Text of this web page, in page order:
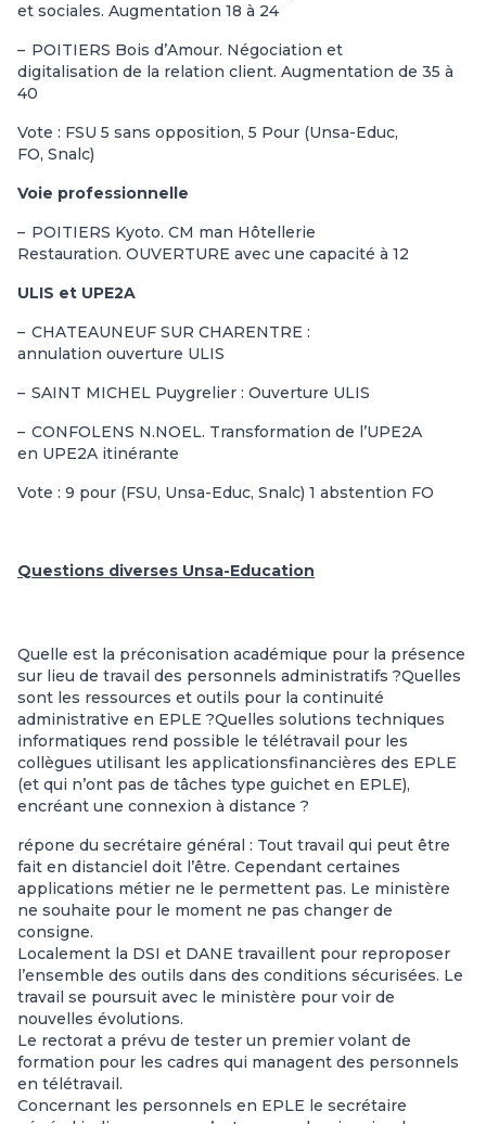
et sociales. Augmentation 18 à 24
– POITIERS Bois d’Amour. Négociation et
digitalisation de la relation client. Augmentation de 35 à
40
Vote : FSU 5 sans opposition, 5 Pour (Unsa-Educ,
FO, Snalc)
Voie professionnelle
– POITIERS Kyoto. CM man Hôtellerie
Restauration. OUVERTURE avec une capacité à 12
ULIS et UPE2A
– CHATEAUNEUF SUR CHARENTRE :
annulation ouverture ULIS
– SAINT MICHEL Puygrelier : Ouverture ULIS
– CONFOLENS N.NOEL. Transformation de l’UPE2A
en UPE2A itinérante
Vote : 9 pour (FSU, Unsa-Educ, Snalc) 1 abstention FO
Questions diverses Unsa-Education
Quelle est la préconisation académique pour la présence
sur lieu de travail des personnels administratifs ?Quelles
sont les ressources et outils pour la continuité
administrative en EPLE ?Quelles solutions techniques
informatiques rend possible le télétravail pour les
collègues utilisant les applicationsfinancières des EPLE
(et qui n’ont pas de tâches type guichet en EPLE),
encréant une connexion à distance ?
répone du secrétaire général : Tout travail qui peut être
fait en distanciel doit l’être. Cependant certaines
applications métier ne le permettent pas. Le ministère
ne souhaite pour le moment ne pas changer de
consigne.
Localement la DSI et DANE travaillent pour reproposer
l’ensemble des outils dans des conditions sécurisées. Le
travail se poursuit avec le ministère pour voir de
nouvelles évolutions.
Le rectorat a prévu de tester un premier volant de
formation pour les cadres qui managent des personnels
en télétravail.
Concernant les personnels en EPLE le secrétaire